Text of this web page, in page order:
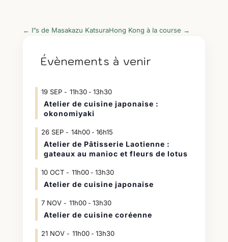
← I”s de Masakazu KatsuraHong Kong à la course →
Évènements à venir
19 SEP 11h30- 13h30
Atelier de cuisine japonaise :
okonomiyaki
26 SEP 14h00- 16h15
Atelier de Pâtisserie Laotienne :
gateaux au manioc et fleurs de lotus
10 OCT 11h00- 13h30
Atelier de cuisine japonaise
7 NOV 11h00- 13h30
Atelier de cuisine coréenne
21 NOV 11h00- 13h30